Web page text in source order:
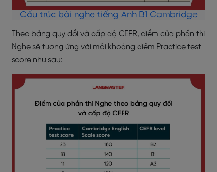
Cấu trúc bài nghe tiếng Anh B1 Cambridge
Theo bảng quy đổi và cấp độ CEFR, điểm của phần thi
Nghe sẽ tương ứng với mỗi khoảng điểm Practice test
score như sau: